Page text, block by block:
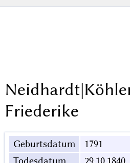
Friederike
Geburtsdatum
1791